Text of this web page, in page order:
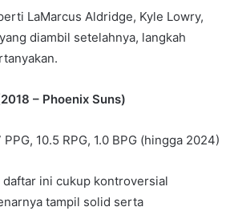
LaMarcus Aldridge, Kyle Lowry,
diambil setelahnya, langkah
– Phoenix Suns)
10.5 RPG, 1.0 BPG (hingga 2024)
daftar ini cukup kontroversial
tampil solid serta